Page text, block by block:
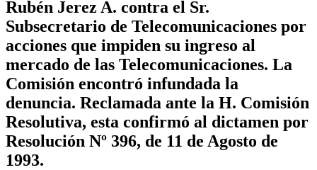
Rubén Jerez A. contra el Sr.
Subsecretario de Telecomunicaciones por
acciones que impiden su ingreso al
mercado de las Telecomunicaciones. La
Comisión encontró infundada la
denuncia. Reclamada ante la H. Comisión
Resolutiva, esta confirmó al dictamen por
Resolución Nº 396, de 11 de Agosto de
1993.